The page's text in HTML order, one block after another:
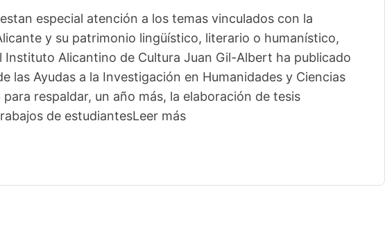
especial atención a los temas vinculados con la
y su patrimonio lingüístico, literario o humanístico,
Instituto Alicantino de Cultura Juan Gil-Albert ha publicado
las Ayudas a la Investigación en Humanidades y Ciencias
para respaldar, un año más, la elaboración de tesis
de estudiantesLeer más